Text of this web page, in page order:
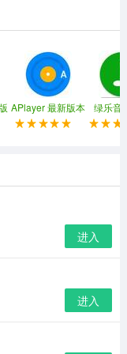
智能推荐符合用户
拼接在一起，创建
APlayer 最新版本 绿乐音
进入
进入